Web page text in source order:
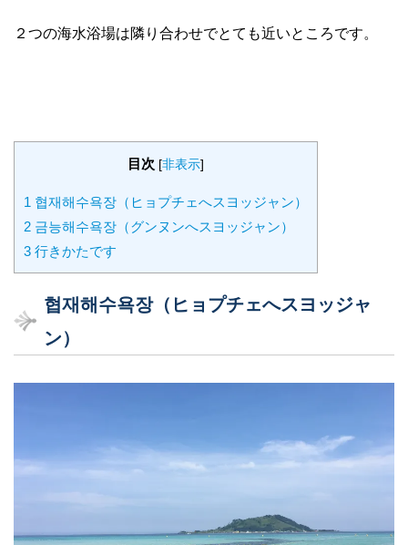
２つの海水浴場は隣り合わせでとても近いところです。
目次 [非表示]
1 협재해수욕장（ヒョプチェへスヨッジャン）
2 금능해수욕장（グンヌンへスヨッジャン）
3 行きかたです
협재해수욕장（ヒョプチェへスヨッジャ
ン）